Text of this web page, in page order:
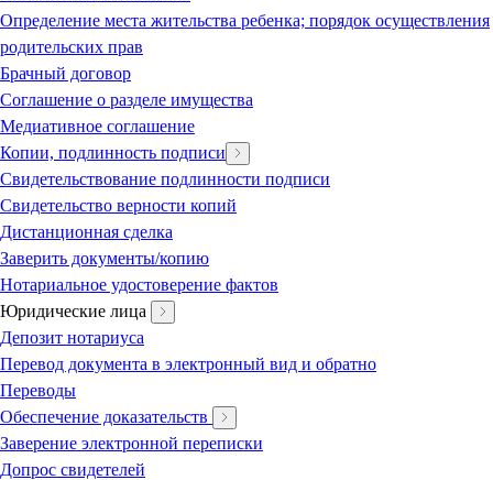
Определение места жительства ребенка; порядок осуществления
родительских прав
Брачный договор
Соглашение о разделе имущества
Медиативное соглашение
Копии, подлинность подписи
Свидетельствование подлинности подписи
Свидетельство верности копий
Дистанционная сделка
Заверить документы/копию
Нотариальное удостоверение фактов
Юридические лица
Депозит нотариуса
Перевод документа в электронный вид и обратно
Переводы
Обеспечение доказательств
Заверение электронной переписки
Допрос свидетелей